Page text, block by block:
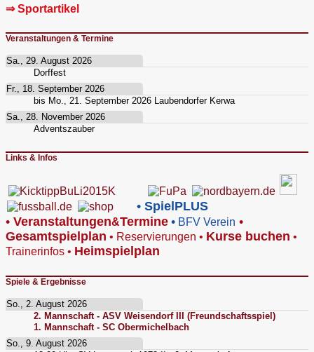
⇒ Sportartikel
Veranstaltungen & Termine
Sa., 29. August 2026
Dorffest
Fr., 18. September 2026
bis Mo., 21. September 2026
Laubendorfer Kerwa
Sa., 28. November 2026
Adventszauber
Links & Infos
• SpielPLUS
• Veranstaltungen&Termine • BFV Verein •
Gesamtspielplan • Reservierungen • Kurse buchen •
Trainerinfos • Heimspielplan
Spiele & Ergebnisse
So., 2. August 2026
2. Mannschaft - ASV Weisendorf III (Freundschaftsspiel)
1. Mannschaft - SC Obermichelbach
So., 9. August 2026